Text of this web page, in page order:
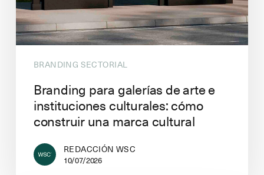
BRANDING SECTORIAL
Branding para galerías de arte e
instituciones culturales: cómo
construir una marca cultural
REDACCIÓN WSC
10/07/2026